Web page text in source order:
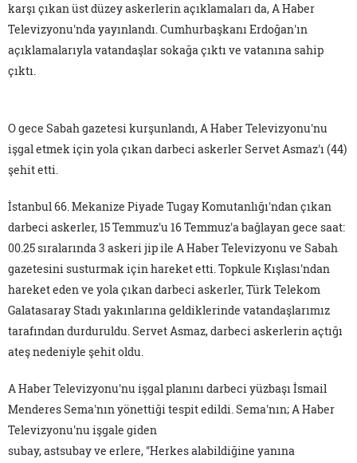
karşı çıkan üst düzey askerlerin açıklamaları da, A Haber
Televizyonu'nda yayınlandı. Cumhurbaşkanı Erdoğan'ın
açıklamalarıyla vatandaşlar sokağa çıktı ve vatanına sahip
çıktı.
O gece Sabah gazetesi kurşunlandı, A Haber Televizyonu'nu
işgal etmek için yola çıkan darbeci askerler Servet Asmaz'ı (44)
şehit etti.
İstanbul 66. Mekanize Piyade Tugay Komutanlığı'ndan çıkan
darbeci askerler, 15 Temmuz'u 16 Temmuz'a bağlayan gece saat:
00.25 sıralarında 3 askeri jip ile A Haber Televizyonu ve Sabah
gazetesini susturmak için hareket etti. Topkule Kışlası'ndan
hareket eden ve yola çıkan darbeci askerler, Türk Telekom
Galatasaray Stadı yakınlarına geldiklerinde vatandaşlarımız
tarafından durduruldu. Servet Asmaz, darbeci askerlerin açtığı
ateş nedeniyle şehit oldu.
A Haber Televizyonu'nu işgal planını darbeci yüzbaşı İsmail
Menderes Sema'nın yönettiği tespit edildi. Sema'nın; A Haber
Televizyonu'nu işgale giden
subay, astsubay ve erlere, "Herkes alabildiğine yanına